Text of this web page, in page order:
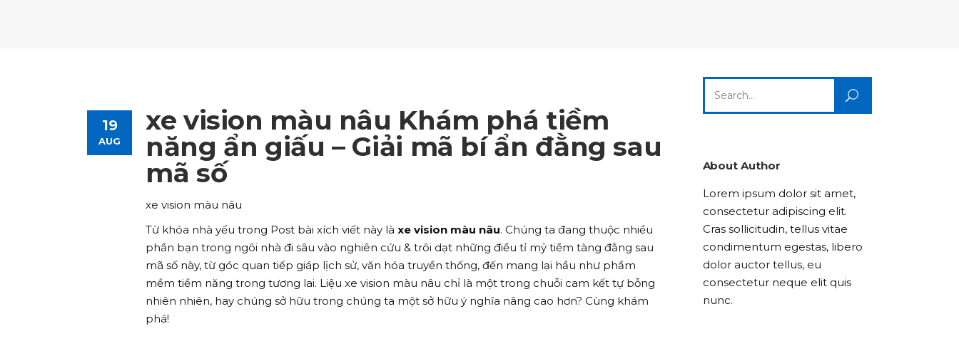
Team List Separators Video Button
Lists
Advanced Link Section Google Maps Testimonials
Highlights
Lists
Title & Subtitle
Title & Subtitle
19
AUG
xe vision màu nâu Khám phá tiềm
năng ẩn giấu – Giải mã bí ẩn đằng sau
mã số
xe vision màu nâu
Từ khóa nhà yếu trong Post bài xích viết này là xe vision màu nâu. Chúng ta đang thuộc nhiều
phần bạn trong ngôi nhà đi sâu vào nghiên cứu & trôi dạt những điều tỉ mỷ tiềm tàng đằng sau
mã số này, từ góc quan tiếp giáp lịch sử, văn hóa truyền thống, đến mang lại hầu như phầm
mềm tiềm năng trong tương lai. Liệu xe vision màu nâu chỉ là một trong chuỗi cam kết tự bỗng
nhiên nhiên, hay chúng sở hữu trong chúng ta một sở hữu ý nghĩa nâng cao hơn? Cùng khám
phá!
for:
About Author
Lorem ipsum dolor sit amet,
consectetur adipiscing elit.
Cras sollicitudin, tellus vitae
condimentum egestas, libero
dolor auctor tellus, eu
consectetur neque elit quis
nunc.